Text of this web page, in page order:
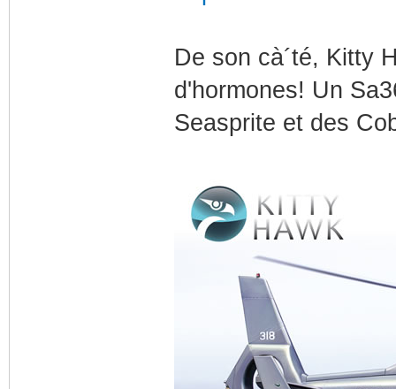
De son cà´té, Kitty
d'hormones! Un
Seasprite et des